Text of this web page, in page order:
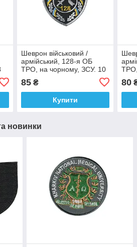
Шеврон військовий /
армійський, 128-я ОБ
ТРО, на чорному, ЗСУ. 10
85₴
Купити
80
новинки